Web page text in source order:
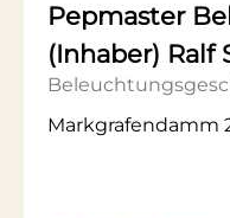
Pepmaster
(Inhaber) Ralf
Markgrafendamm